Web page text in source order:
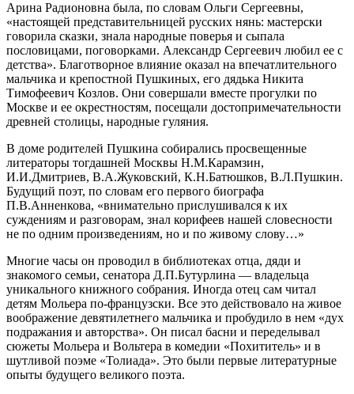
Арина Радионовна была, по словам Ольги Сергеевны,
«настоящей представительницей русских нянь: мастерски
говорила сказки, знала народные поверья и сыпала
пословицами, поговорками. Александр Сергеевич любил ее с
детства». Благотворное влияние оказал на впечатлительного
мальчика и крепостной Пушкиных, его дядька Никита
Тимофеевич Козлов. Они совершали вместе прогулки по
Москве и ее окрестностям, посещали достопримечательности
древней столицы, народные гуляния.
В доме родителей Пушкина собирались просвещенные
литераторы тогдашней Москвы Н.М.Карамзин,
И.И.Дмитриев, В.А.Жуковский, К.Н.Батюшков, В.Л.Пушкин.
Будущий поэт, по словам его первого биографа
П.В.Анненкова, «внимательно прислушивался к их
суждениям и разговорам, знал корифеев нашей словесности
не по одним произведениям, но и по живому слову…»
Многие часы он проводил в библиотеках отца, дяди и
знакомого семьи, сенатора Д.П.Бутурлина — владельца
уникального книжного собрания. Иногда отец сам читал
детям Мольера по-французски. Все это действовало на живое
воображение девятилетнего мальчика и пробудило в нем «дух
подражания и авторства». Он писал басни и переделывал
сюжеты Мольера и Вольтера в комедии «Похититель» и в
шутливой поэме «Толиада». Это были первые литературные
опыты будущего великого поэта.